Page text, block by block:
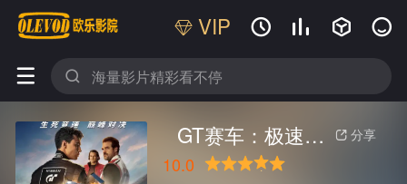
VIP    
 
 分享
GT赛车：极速狂飙
10.0
很差较差还行 推荐力荐